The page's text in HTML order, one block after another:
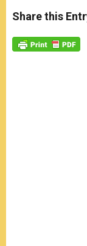
t
s
p
p
s
e
g
e
e
b
o
k
Share this